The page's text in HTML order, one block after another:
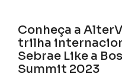
Conheça a
trilha
Sebrae Like a
Summit 2023